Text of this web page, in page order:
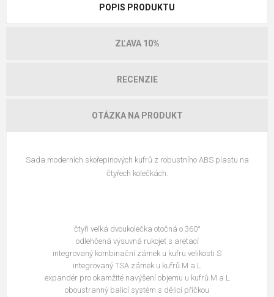
POPIS PRODUKTU
ZĽAVA 10%
RECENZIE
OTÁZKA NA PRODUKT
Sada moderních skořepinových kufrů z robustního ABS plastu na
čtyřech kolečkách.
čtyři velká dvoukolečka otočná o 360°
odlehčená výsuvná rukojeť s aretací
integrovaný kombinační zámek u kufru velikosti S
integrovaný TSA zámek u kufrů M a L
expandér pro okamžité navýšení objemu u kufrů M a L
oboustranný balicí systém s dělicí příčkou